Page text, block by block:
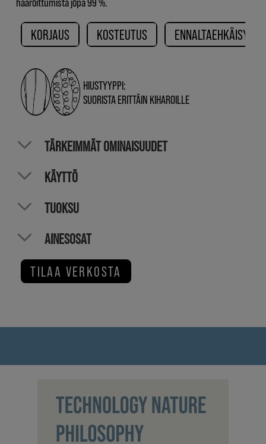
KORJAUS KOSTEUTUS ENNALTAEHKÄISY
HIUSTYYPPI:
SUORISTA ERITTÄIN KIHAROILLE
TÄRKEIMMÄT OMINAISUUDET
KÄYTTÖ
TUOKSU
AINESOSAT
TILAA VERKOSTA